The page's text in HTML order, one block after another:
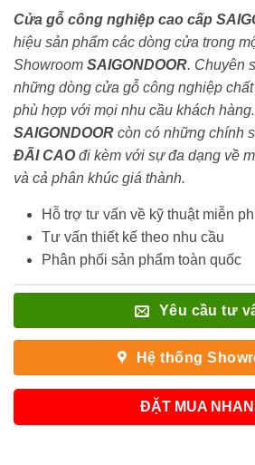
Cửa gỗ công nghiệp cao cấp
hiệu sản phẩm các dòng cửa trong
Showroom SAIGONDOOR. Chuyên
những dòng cửa gỗ công nghiệp
phù hợp với mọi nhu cầu khách
SAIGONDOOR còn có những chính
ĐÃI CAOđi kèm với sự đa dạng về
và cả phân khúc giá thành.
Hỗ trợ tư vấn về kỹ thuật miễn
Tư vấn thiết kế theo nhu cầu
Phân phối sản phẩm toàn quốc
Yêu cầu tư
Hệ thống
ĐẶT MUA